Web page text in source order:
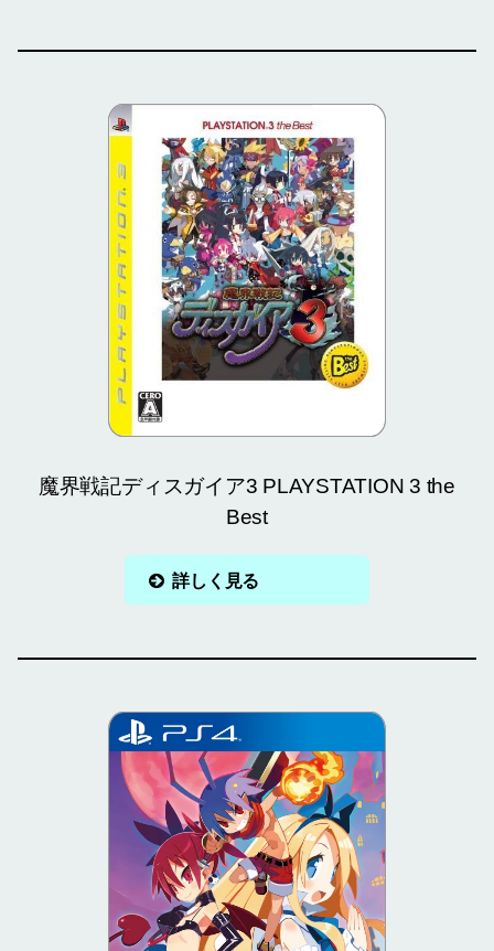
魔界戦記ディスガイア3 PLAYSTATION 3 the
Best
詳しく見る